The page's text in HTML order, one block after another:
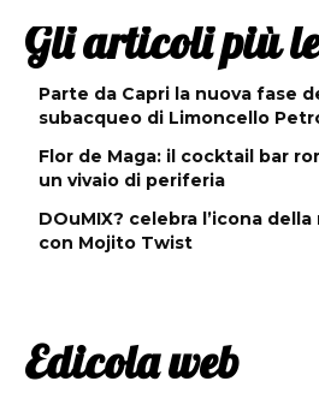
Gli articoli più
Parte da Capri la nuova fase
subacqueo di Limoncello
Flor de Maga: il cocktail bar
un vivaio di periferia
DOuMIX? celebra l’icona
con Mojito Twist
Edicola web